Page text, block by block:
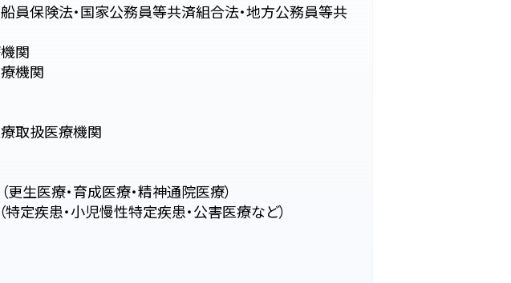
員保険法・国家公務員等共済組合法・地方公務員等共
関
機関
取扱医療機関
生医療・育成医療・精神通院医療）
定疾患・小児慢性特定疾患・公害医療など）